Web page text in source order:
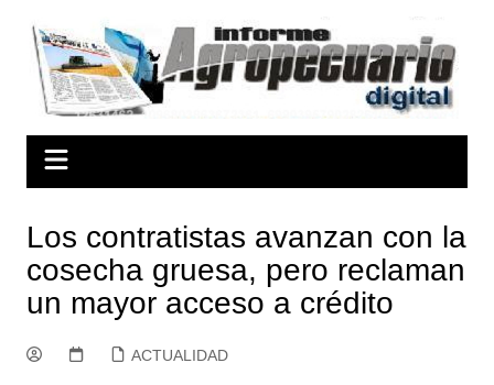
contenido
Los contratistas avanzan con la
cosecha gruesa, pero reclaman
un mayor acceso a crédito
ACTUALIDAD